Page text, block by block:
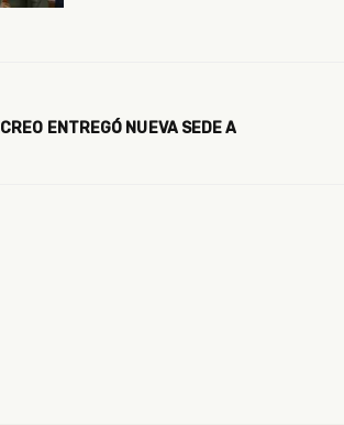
ENTREGÓ NUEVA SEDE A